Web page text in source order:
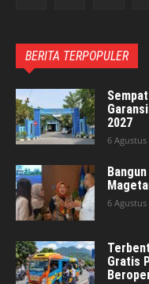
BERITA TERPOPULER
2027
6 Agustus
6 Agustus
Gratis